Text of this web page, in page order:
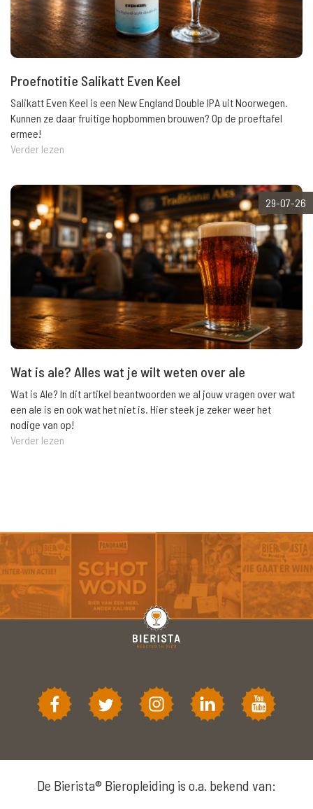
Proefnotitie Salikatt Even Keel
Salikatt Even Keel is een New England Double IPA uit Noorwegen.
Kunnen ze daar fruitige hopbommen brouwen? Op de proeftafel
ermee!
Verder lezen
29-07-26
Wat is ale? Alles wat je wilt weten over ale
Wat is Ale? In dit artikel beantwoorden we al jouw vragen over wat
een ale is en ook wat het niet is. Hier steek je zeker weer het
nodige van op!
Verder lezen
De Bierista® Bieropleiding is o.a. bekend van: